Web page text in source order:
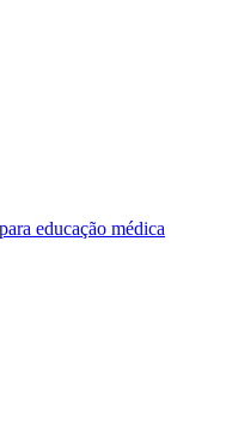
educação médica